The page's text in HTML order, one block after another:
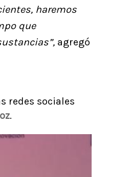
haremos
que
agregó
redes sociales
.